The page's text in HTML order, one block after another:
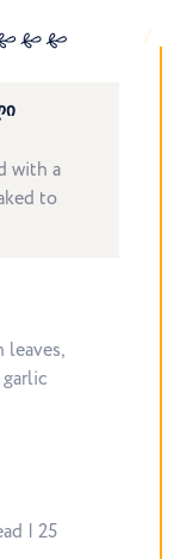
with a
to
leaves,
| 25